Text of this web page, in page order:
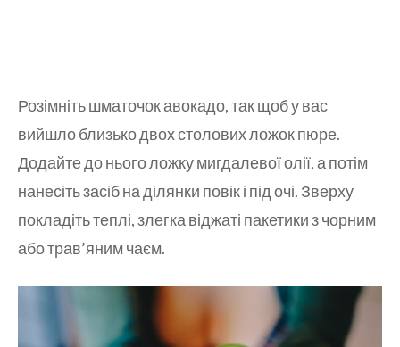
Розімніть шматочок авокадо, так щоб у вас
вийшло близько двох столових ложок пюре.
Додайте до нього ложку мигдалевої олії, а потім
нанесіть засіб на ділянки повік і під очі. Зверху
покладіть теплі, злегка віджаті пакетики з чорним
або трав’яним чаєм.